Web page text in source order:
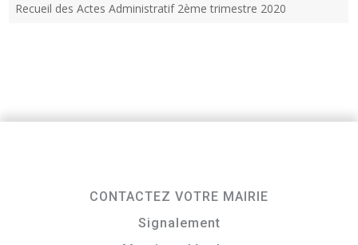
Recueil des Actes Administratif 2ème trimestre 2020
CONTACTEZ VOTRE MAIRIE
Signalement